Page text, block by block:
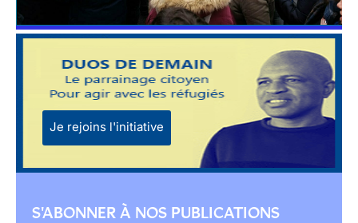
Je rejoins l'initiative
S'ABONNER À NOS PUBLICATIONS